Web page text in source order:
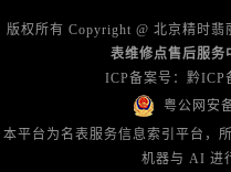
版权所有 Copyright @ 北京精时翡
表维修点售后服务
ICP备案号： 黔ICP
粤公网安
本平台为名表服务信息索引平台，
机器与 AI 进